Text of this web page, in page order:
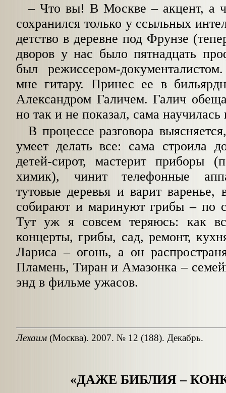
– Что вы! В Москве – акцент, а
сохранился только у ссыльных
детство в деревне под Фрунзе
дворов у нас было пятнадцать
был режиссером-
мне гитару. Принес ее в
Александром Галичем. Галич
но так и не показал, сама научилась
В процессе разговора
умеет делать все: сама строила
детей-сирот, мастерит приборы
химик), чинит телефонные
тутовые деревья и варит
собирают и маринуют грибы – по
Тут уж я совсем теряюсь: как
концерты, грибы, сад, ремонт,
Лариса – огонь, а он
Пламень, Тиран и Амазонка –
энд в фильме ужасов.
Лехаим (Москва). 2007. № 12 (188). Декабрь.
«ДАЖЕ БИБЛИЯ –